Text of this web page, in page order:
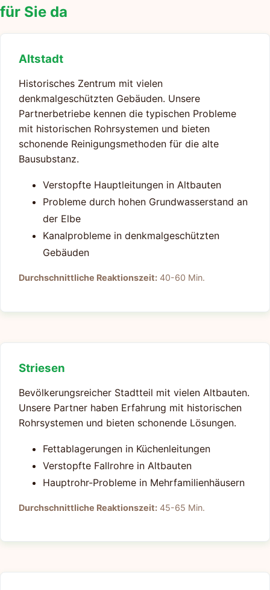
für Sie da
Altstadt
Historisches Zentrum mit vielen
denkmalgeschützten Gebäuden. Unsere
Partnerbetriebe kennen die typischen Probleme
mit historischen Rohrsystemen und bieten
schonende Reinigungsmethoden für die alte
Bausubstanz.
Verstopfte Hauptleitungen in Altbauten
Probleme durch hohen Grundwasserstand an
der Elbe
Kanalprobleme in denkmalgeschützten
Gebäuden
Durchschnittliche Reaktionszeit: 40-60 Min.
Striesen
Bevölkerungsreicher Stadtteil mit vielen Altbauten.
Unsere Partner haben Erfahrung mit historischen
Rohrsystemen und bieten schonende Lösungen.
Fettablagerungen in Küchenleitungen
Verstopfte Fallrohre in Altbauten
Hauptrohr-Probleme in Mehrfamilienhäusern
Durchschnittliche Reaktionszeit: 45-65 Min.